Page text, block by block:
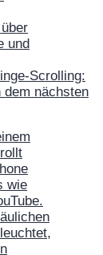
Scrolling:
dem nächsten